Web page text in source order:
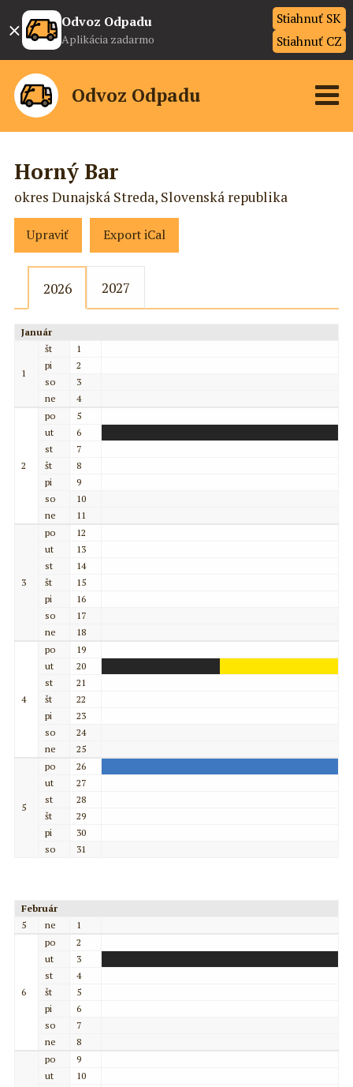
× Odvoz Odpadu
Aplikácia zadarmo
Stiahnuť SK
Stiahnuť CZ
Odvoz Odpadu
Horný Bar
okres Dunajská Streda, Slovenská republika
Upraviť Export iCal
2026 2027
Január
1
št
1
pi
2
so
3
ne
4
2
po
5
ut
6
st
7
št
8
pi
9
so
10
ne
11
3
po
12
ut
13
st
14
št
15
pi
16
so
17
ne
18
4
po
19
ut
20
st
21
št
22
pi
23
so
24
ne
25
5
po
26
ut
27
st
28
št
29
pi
30
so
31
Február
5
ne 1
6
po
2
ut
3
st
4
št
5
pi
6
so
7
ne
8
po
9
ut
10